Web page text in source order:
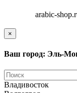
arabic-
×
Ваш город: Эль-
Владивосток